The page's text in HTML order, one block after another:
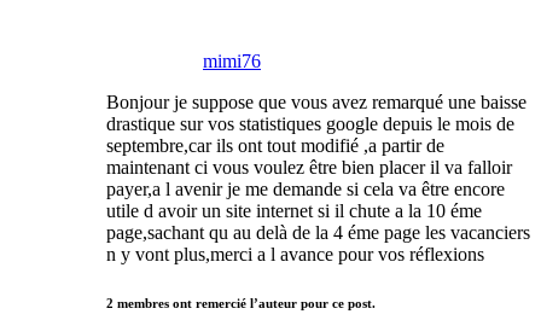
mimi76
Bonjour je suppose que vous avez remarqué une baisse
drastique sur vos statistiques google depuis le mois de
septembre,car ils ont tout modifié ,a partir de
maintenant ci vous voulez être bien placer il va falloir
payer,a l avenir je me demande si cela va être encore
utile d avoir un site internet si il chute a la 10 éme
page,sachant qu au delà de la 4 éme page les vacanciers
n y vont plus,merci a l avance pour vos réflexions
2 membres ont remercié l’auteur pour ce post.